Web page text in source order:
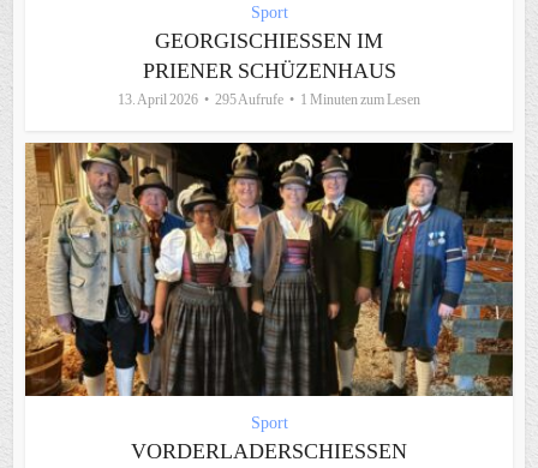
Sport
GEORGISCHIESSEN IM P
RIENER SCHÜZENHAUS
13. April 2026 295 Aufrufe 1 Minuten zum Lesen
Sport
VORDERLADERSCHIESSEN B